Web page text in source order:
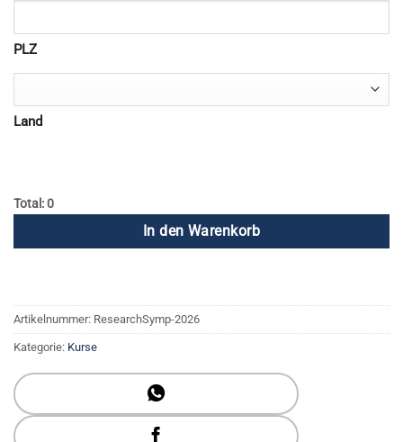
PLZ
Land
Total: 0
In den Warenkorb
Artikelnummer: ResearchSymp-2026
Kategorie: Kurse